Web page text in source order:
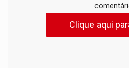
Clique aqui